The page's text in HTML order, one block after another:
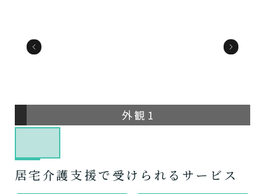
外観1
居宅介護支援で受けられるサービス